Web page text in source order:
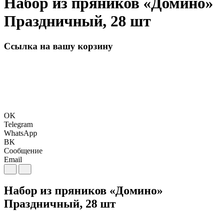
Праздничный, 28 шт
Ссылка на вашу корзину
OK
Telegram
WhatsApp
BK
Сообщение
Email
Набор из пряников «Домино»
Праздничный, 28 шт